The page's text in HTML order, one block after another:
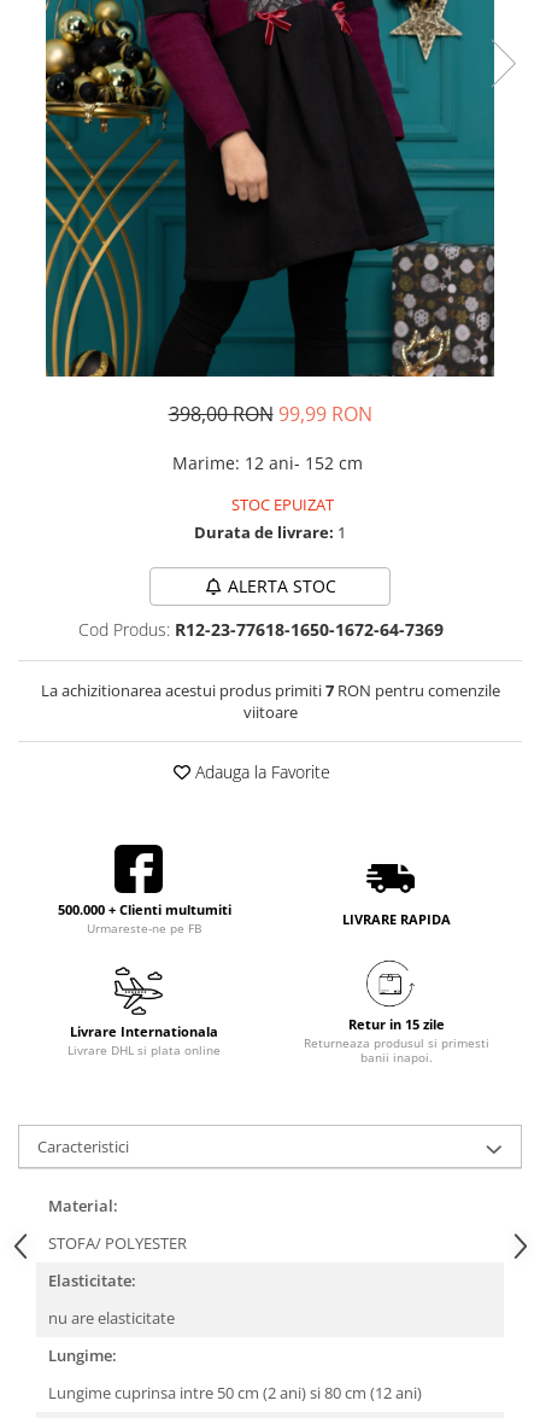
Rochii din dantela
Rochii din tafta
Rochii cu paiete
Rochii din tul
Rochii din catifea
Rochii din Barbie/Bistrech
Rochii din saten
Rochii voal
Rochii cu imprimeu
398,00 RON 99,99 RON
Marime: 12 ani- 152 cm
STOC EPUIZAT
Durata de livrare: 1
ALERTA STOC
Cod Produs: R12-23-77618-1650-1672-64-7369
La achizitionarea acestui produs primiti7RON pentru comenzile
viitoare
Adauga la Favorite
500.000 + Clienti multumiti
Urmareste-ne pe FB
LIVRARE RAPIDA
Livrare Internationala
Livrare DHL si plata online
Retur in 15 zile
Returneaza produsul si primesti
banii inapoi.
Caracteristici
Material:
STOFA/ POLYESTER
Elasticitate:
nu are elasticitate
Lungime:
Lungime cuprinsa intre 50 cm (2 ani) si 80 cm (12 ani)